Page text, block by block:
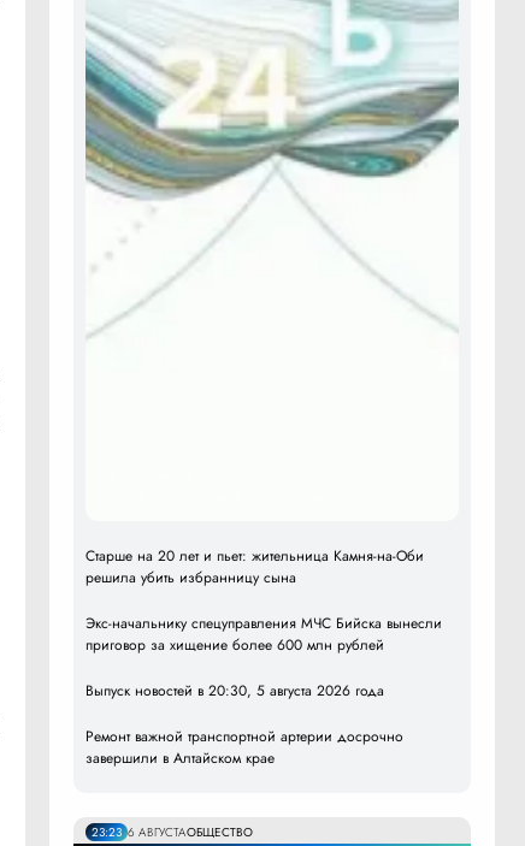
Старше на 20 лет и пьет: жительница Камня-на-Оби
решила убить избранницу сына
Экс-начальнику спецуправления МЧС Бийска вынесли
приговор за хищение более 600 млн рублей
Выпуск новостей в 20:30, 5 августа 2026 года
Ремонт важной транспортной артерии досрочно
завершили в Алтайском крае
23:23 6 АВГУСТАОБЩЕСТВО